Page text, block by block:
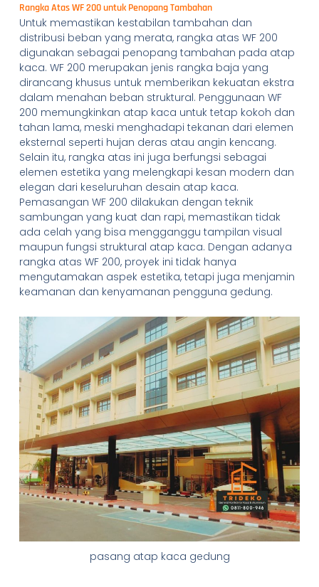
Rangka Atas WF 200 untuk Penopang Tambahan
Untuk memastikan kestabilan tambahan dan
distribusi beban yang merata, rangka atas WF 200
digunakan sebagai penopang tambahan pada atap
kaca. WF 200 merupakan jenis rangka baja yang
dirancang khusus untuk memberikan kekuatan ekstra
dalam menahan beban struktural. Penggunaan WF
200 memungkinkan atap kaca untuk tetap kokoh dan
tahan lama, meski menghadapi tekanan dari elemen
eksternal seperti hujan deras atau angin kencang.
Selain itu, rangka atas ini juga berfungsi sebagai
elemen estetika yang melengkapi kesan modern dan
elegan dari keseluruhan desain atap kaca.
Pemasangan WF 200 dilakukan dengan teknik
sambungan yang kuat dan rapi, memastikan tidak
ada celah yang bisa mengganggu tampilan visual
maupun fungsi struktural atap kaca. Dengan adanya
rangka atas WF 200, proyek ini tidak hanya
mengutamakan aspek estetika, tetapi juga menjamin
keamanan dan kenyamanan pengguna gedung.
pasang atap kaca gedung